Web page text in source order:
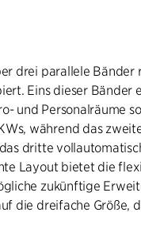
drei parallele Bänder
Eins dieser Bänder
und Personalräume
während das
dritte
Layout bietet die
zukünftige
die dreifache Größe,